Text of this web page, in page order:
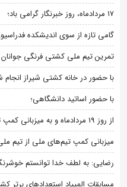
۱۷ مردادماه، روز خبرنگار گرامی باد؛
گامی تازه از سوی اندیشکده
تمرین تیم ملی کشتی فرنگی
با حضور در خانه کشتی شیراز انجام
با حضور اساتید دانشگاهی؛
از روز 19 مردادماه و به میزبانی کمپ تیم های ملی؛
میزبانی کمپ تیم‌های ملی از تیم
رضایی: به لطف خدا توانستم